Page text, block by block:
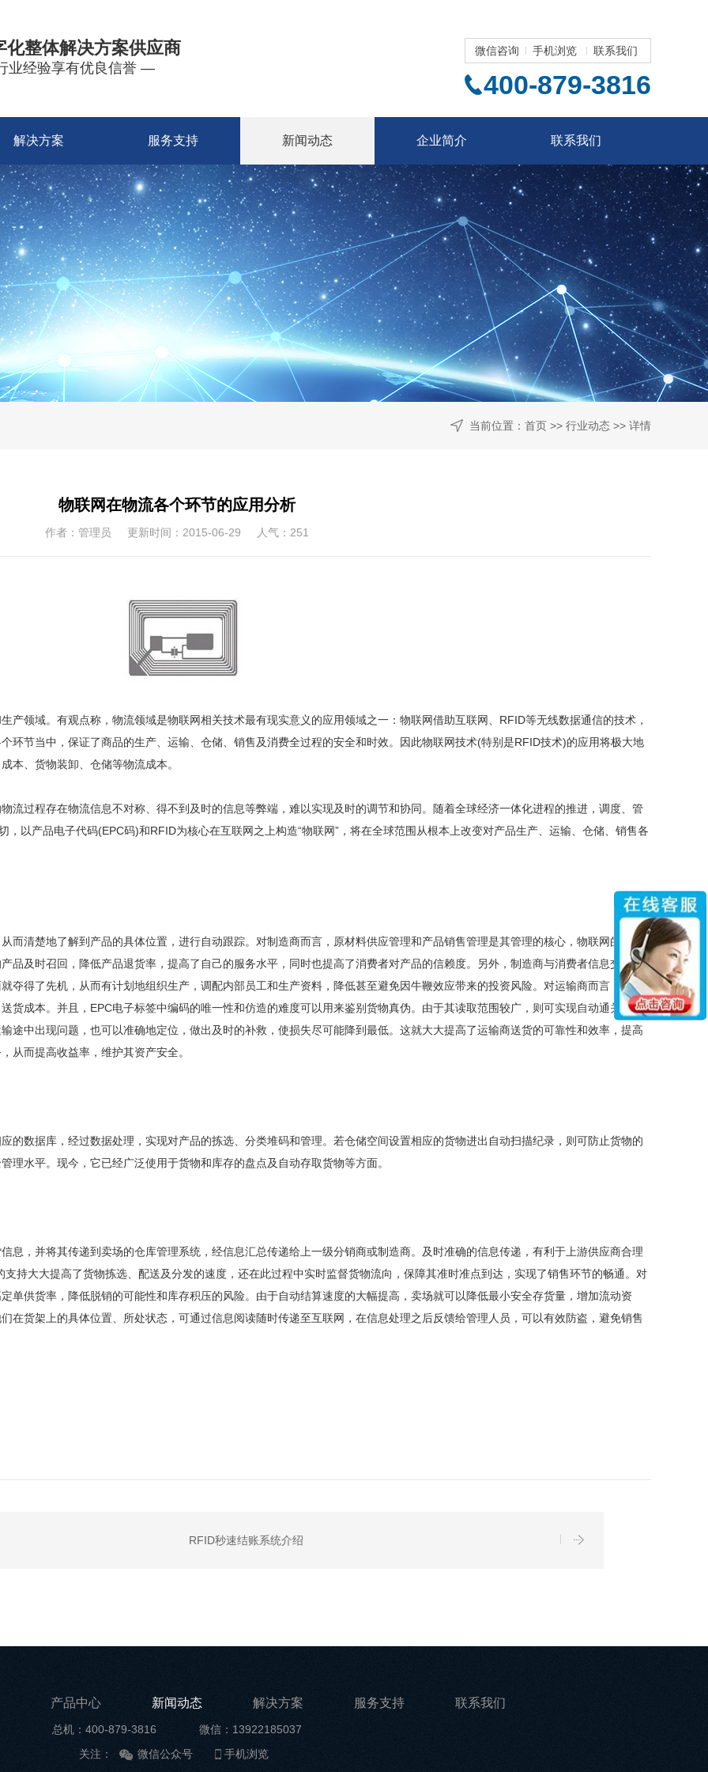
化整体解决方案供应商
业经验享有优良信誉 —
微信咨询 手机浏览 联系我们
400-879-3816
解决方案 服务支持 新闻动态 企业简介 联系我们
当前位置： 首页 >> 行业动态 >> 详情
物联网在物流各个环节的应用分析
作者：管理员 更新时间：2015-06-29 人气： 251
域。有观点称，物流领域是物联网相关技术最有现实意义的应用领域之一：物联网借助互联网、RFID等无线数据通信的技术，
环节当中，保证了商品的生产、运输、仓储、销售及消费全过程的安全和时效。因此物联网技术(特别是RFID技术)的应用将极大地
本、货物装卸、仓储等物流成本。
程存在物流信息不对称、得不到及时的信息等弊端，难以实现及时的调节和协同。随着全球经济一体化进程的推进，调度、管
以产品电子代码(EPC码)和RFID为核心在互联网之上构造“物联网”，将在全球范围从根本上改变对产品生产、运输、仓储、销售各
楚地了解到产品的具体位置，进行自动跟踪。对制造商而言，原材料供应管理和产品销售管理是其管理的核心，物联网的应用
品及时召回，降低产品退货率，提高了自己的服务水平，同时也提高了消费者对产品的信赖度。另外，制造商与消费者信息交流的
夺得了先机，从而有计划地组织生产，调配内部员工和生产资料，降低甚至避免因牛鞭效应带来的投资风险。对运输商而言，通过
货成本。并且，EPC电子标签中编码的唯一性和仿造的难度可以用来鉴别货物真伪。由于其读取范围较广，则可实现自动通关和运
途中出现问题，也可以准确地定位，做出及时的补救，使损失尽可能降到最低。这就大大提高了运输商送货的可靠性和效率，提高
从而提高收益率，维护其资产安全。
据库，经过数据处理，实现对产品的拣选、分类堆码和管理。若仓储空间设置相应的货物进出自动扫描纪录，则可防止货物的
理水平。现今，它已经广泛使用于货物和库存的盘点及自动存取货物等方面。
并将其传递到卖场的仓库管理系统，经信息汇总传递给上一级分销商或制造商。及时准确的信息传递，有利于上游供应商合理
持大大提高了货物拣选、配送及分发的速度，还在此过程中实时监督货物流向，保障其准时准点到达，实现了销售环节的畅通。对
单供货率，降低脱销的可能性和库存积压的风险。由于自动结算速度的大幅提高，卖场就可以降低最小安全存货量，增加流动资
在货架上的具体位置、所处状态，可通过信息阅读随时传递至互联网，在信息处理之后反馈给管理人员，可以有效防盗，避免销售
RFID秒速结账系统介绍
产品中心 新闻动态 解决方案 服务支持 联系我们
总机：400-879-3816
微信：13922185037
关注：
微信公众号 手机浏览